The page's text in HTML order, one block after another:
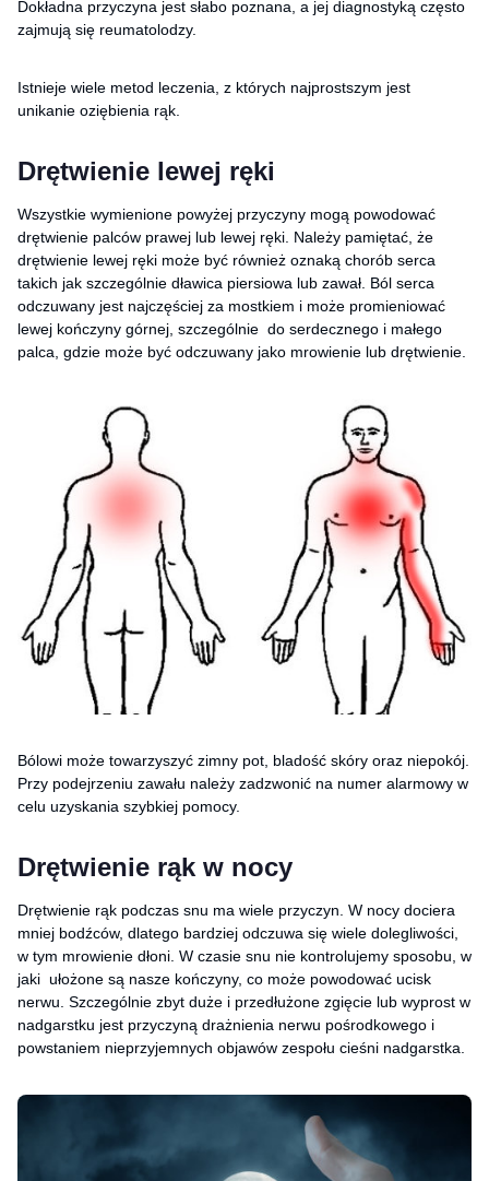
Dokładna przyczyna jest słabo poznana, a jej diagnostyką często
zajmują się reumatolodzy.
Istnieje wiele metod leczenia, z których najprostszym jest
unikanie oziębienia rąk.
Drętwienie lewej ręki
Wszystkie wymienione powyżej przyczyny mogą powodować
drętwienie palców prawej lub lewej ręki. Należy pamiętać, że
drętwienie lewej ręki może być również oznaką chorób serca
takich jak szczególnie dławica piersiowa lub zawał. Ból serca
odczuwany jest najczęściej za mostkiem i może promieniować
lewej kończyny górnej, szczególnie do serdecznego i małego
palca, gdzie może być odczuwany jako mrowienie lub drętwienie.
Bólowi może towarzyszyć zimny pot, bladość skóry oraz niepokój.
Przy podejrzeniu zawału należy zadzwonić na numer alarmowy w
celu uzyskania szybkiej pomocy.
Drętwienie rąk w nocy
Drętwienie rąk podczas snu ma wiele przyczyn. W nocy dociera
mniej bodźców, dlatego bardziej odczuwa się wiele dolegliwości,
w tym mrowienie dłoni. W czasie snu nie kontrolujemy sposobu, w
jaki ułożone są nasze kończyny, co może powodować ucisk
nerwu. Szczególnie zbyt duże i przedłużone zgięcie lub wyprost w
nadgarstku jest przyczyną drażnienia nerwu pośrodkowego i
powstaniem nieprzyjemnych objawów zespołu cieśni nadgarstka.